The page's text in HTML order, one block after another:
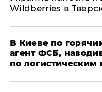
Wildberries в
В Киеве по
агент ФСБ,
по логистическим